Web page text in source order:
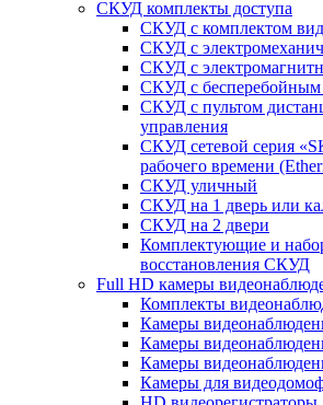
СКУД комплекты доступа
СКУД с комплектом
СКУД с
СКУД с
СКУД с
СКУД с пультом
управления
СКУД сетевой серия
рабочего времени
СКУД уличный
СКУД на 1 дверь или
СКУД на 2 двери
Комплектующие и
восстановления СКУД
Full HD камеры
Комплекты
Камеры
Камеры
Камеры
Камеры для